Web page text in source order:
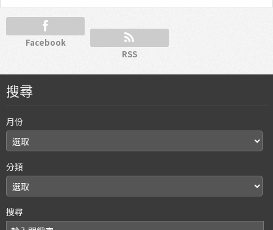
Facebook
RSS
搜尋
月份
分類
搜尋